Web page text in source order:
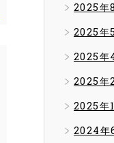
2025年
2025年
2025年
2025年
2025年
2024年